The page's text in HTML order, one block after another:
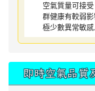
空氣質量可接
群健康有較弱
極少數異常敏
即時空氣品質